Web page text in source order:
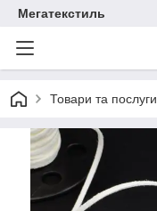
Мегатекстиль
Товари та послуги